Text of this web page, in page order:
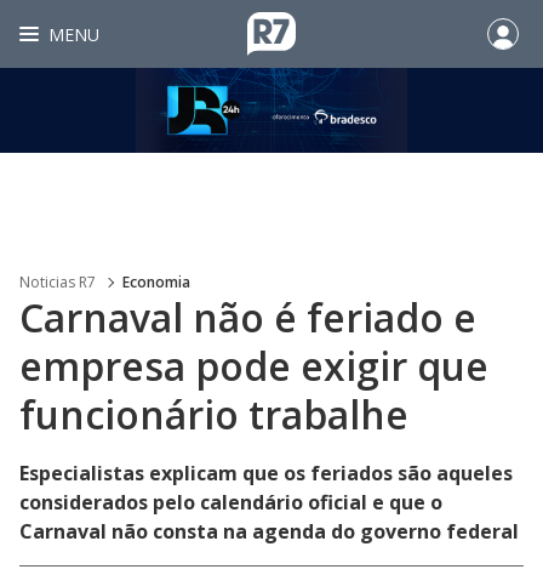
MENU
Noticias R7 Economia
Carnaval não é feriado e
empresa pode exigir que
funcionário trabalhe
Especialistas explicam que os feriados são aqueles
considerados pelo calendário oficial e que o
Carnaval não consta na agenda do governo federal